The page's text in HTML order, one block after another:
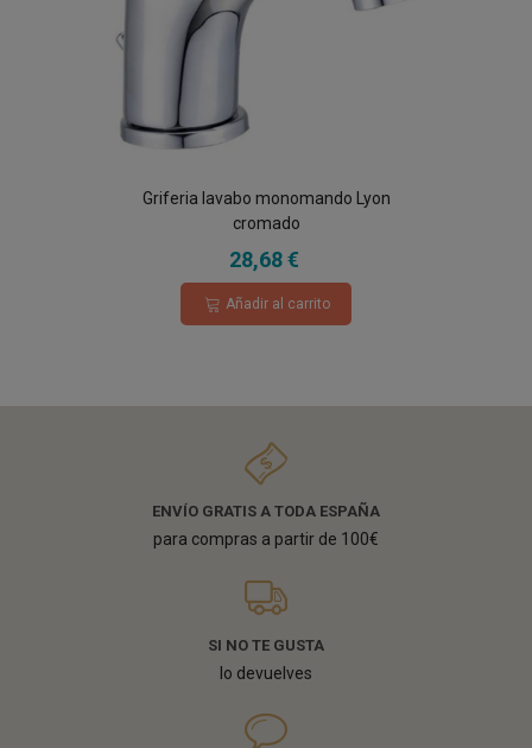
Griferia lavabo monomando Lyon
cromado
28,68 €
Añadir al carrito
ENVÍO GRATIS A TODA ESPAÑA
para compras a partir de 100€
SI NO TE GUSTA
lo devuelves